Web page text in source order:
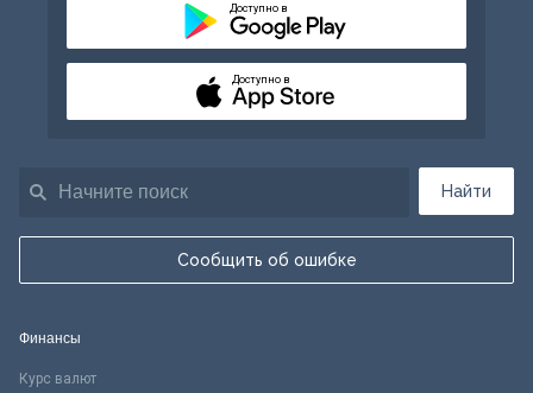
Найти
Сообщить об ошибке
Доступно в
Доступно в
Финансы
Курс валют